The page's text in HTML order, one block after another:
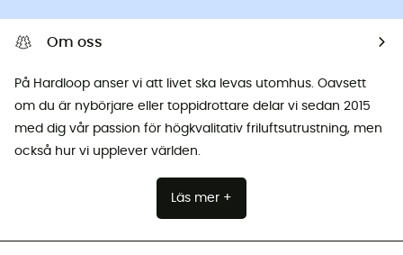
Om oss
På Hardloop anser vi att livet ska levas utomhus. Oavsett
om du är nybörjare eller toppidrottare delar vi sedan 2015
med dig vår passion för högkvalitativ friluftsutrustning, men
också hur vi upplever världen.
Läs mer +